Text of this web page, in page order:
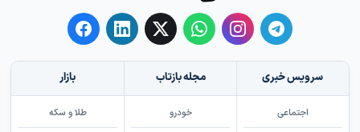
سرویس خبری
اجتماعی
مجله بازتاب
خودرو
بازار
طلا و سکه